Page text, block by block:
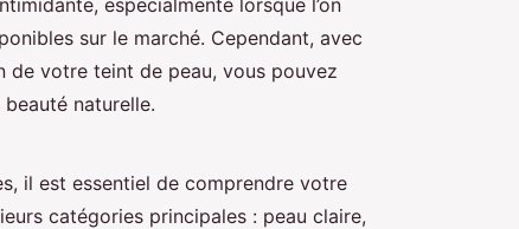
sur le marché. Cependant, avec
de votre teint de peau, vous pouvez
naturelle.
il est essentiel de comprendre votre
catégories principales : peau claire,